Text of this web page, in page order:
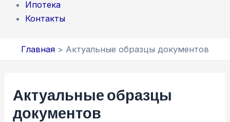
Ипотека
Контакты
Главная Актуальные образцы документов
Актуальные образцы
документов